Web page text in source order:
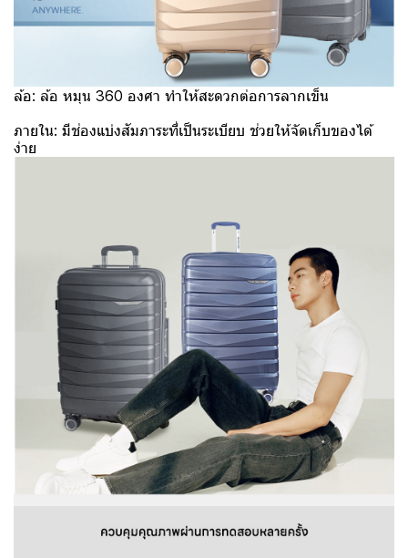
ล้อ: ล้อ หมุน 360 องศา ทำให้สะดวกต่อการลากเข็น
ภายใน: มีช่องแบ่งสัมภาระที่เป็นระเบียบ ช่วยให้จัดเก็บของได้
ง่าย